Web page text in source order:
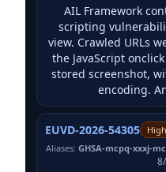
AIL Framework
scripting
view. Crawled URLs
the JavaScript
stored screenshot,
encoding.
EUVD-2026-54305
Aliases:GHSA-mcpq-xxxj-